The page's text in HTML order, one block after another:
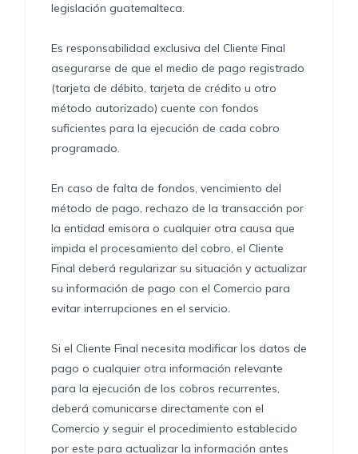
legislación guatemalteca.
Es responsabilidad exclusiva del Cliente Final
asegurarse de que el medio de pago registrado
(tarjeta de débito, tarjeta de crédito u otro
método autorizado) cuente con fondos
suficientes para la ejecución de cada cobro
programado.
En caso de falta de fondos, vencimiento del
método de pago, rechazo de la transacción por
la entidad emisora o cualquier otra causa que
impida el procesamiento del cobro, el Cliente
Final deberá regularizar su situación y actualizar
su información de pago con el Comercio para
evitar interrupciones en el servicio.
Si el Cliente Final necesita modificar los datos de
pago o cualquier otra información relevante
para la ejecución de los cobros recurrentes,
deberá comunicarse directamente con el
Comercio y seguir el procedimiento establecido
por este para actualizar la información antes